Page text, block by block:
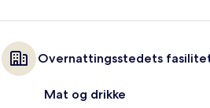
Overnattingsstedets
Mat og drikke